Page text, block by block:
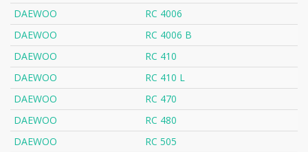
DAEWOO
RC 4006
DAEWOO
RC 4006 B
DAEWOO
RC 410
DAEWOO
RC 410 L
DAEWOO
RC 470
DAEWOO
RC 480
DAEWOO
RC 505